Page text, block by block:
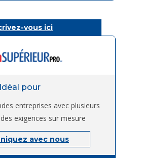
vous ici
Idéal pour
entreprises avec plusieurs
exigences sur mesure
avec nous